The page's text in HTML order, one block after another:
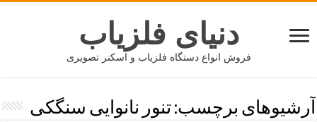
دنیای فلزیاب
فروش انواع دستگاه فلزیاب و اسکنر تصویری
آرشیوهای برچسب:تنور نانوایی سنگکی